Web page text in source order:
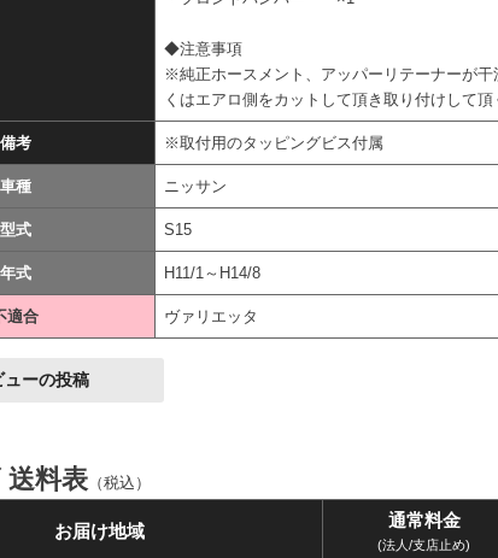
◆注意事項
※純正ホースメント、アッパーリテーナーが
くはエアロ側をカットして頂き取り付けして頂
備考 ※取付用のタッピングビス付属
車種 ニッサン
型式 S15
年式 H11/1～H14/8
適合 ヴァリエッタ
ューの投稿
送料表 （税込）
お届け地域
通常料金
(法人/支店止め)